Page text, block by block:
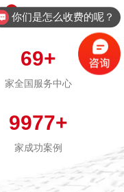
69+
家全国服务中心
9977+
家成功案例
你们是怎么收费的呢？
现在有优惠活动么？